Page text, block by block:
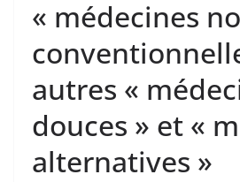
« médecines
autres «
douces » et «
alternatives »